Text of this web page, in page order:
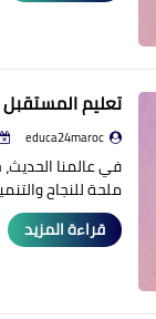
تعليم المستقبل
educa24maroc
في عالمنا
ملحة للنجاح
قراءة المزيد